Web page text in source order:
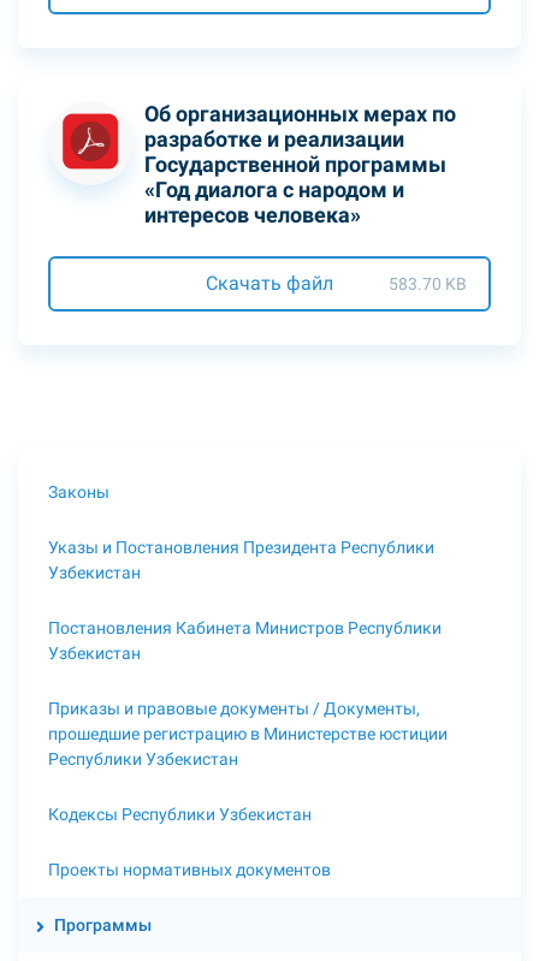
Об организационных мерах по
разработке и реализации
Государственной программы
«Год диалога с народом и
интересов человека»
Скачать файл 583.70 KB
Законы
Указы и Постановления Президента Республики
Узбекистан
Постановления Кабинета Министров Республики
Узбекистан
Приказы и правовые документы / Документы,
прошедшие регистрацию в Министерстве юстиции
Республики Узбекистан
Кодексы Республики Узбекистан
Проекты нормативных документов
Программы